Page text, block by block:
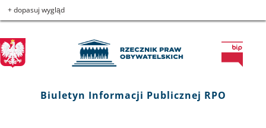
Przejdź
do
menu
głównego
Przejdź
do
treści
Przejdź
to
informacji
o
kontakcie
Przejdź
do
mapy
serwisu
Biuletyn
Informacji
Publicznej
RPO
+ dopasuj wygląd
Biuletyn Informacji Publicznej RPO